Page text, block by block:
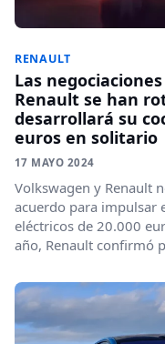
RENAULT
Las
Renault se han
desarrollará su
euros en solitario
17 MAYO 2024
Volkswagen y Renault
acuerdo para impulsar
eléctricos de 20.000
año, Renault confirmó